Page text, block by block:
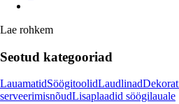
Lae rohkem
Seotud kategooriad
LauamatidSöögitoolidLaudlinad
serveerimisnõudLisaplaadid söögilauale